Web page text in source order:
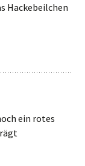
Hackebeilchen
ein rotes